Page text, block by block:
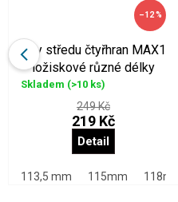
–12 %
osy středu čtyřhran MAX1
ložiskové různé délky
Skladem (>10 ks)
249 Kč
219 Kč
Detail
113,5 mm 115mm 118mm